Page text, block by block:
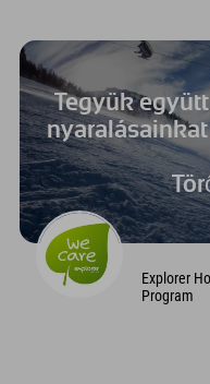
Tegyük
Explorer
Program